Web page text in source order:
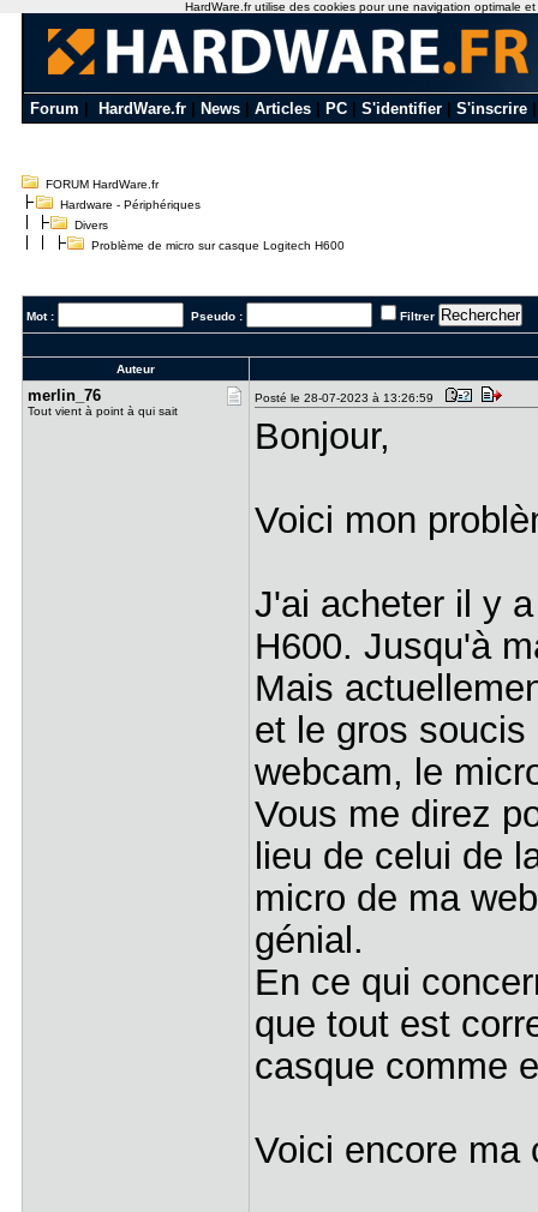
Forum HardWare.fr News Articles PC S'identifier S'inscrire
FORUM HardWare.fr
Hardware - Périphériques
Divers
Problème de micro sur casque Logitech H600
Mot : Pseudo : Filtrer
Auteur
merlin_76
Tout vient à point à qui sait
Posté le 28-07-2023 à 13:26:59
Bonjour,
Voici mon
J'ai acheter il y
H600. Jusqu'à
Mais
et le gros
webcam, le
Vous me direz
lieu de celui de
micro de ma
génial.
En ce qui
que tout est
casque comme
Voici encore
HardWare.fr utilise des cookies pour une navigation optimale